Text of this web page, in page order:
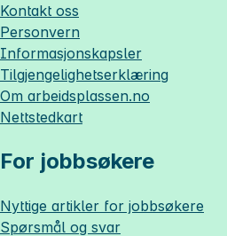
Kontakt oss
Personvern
Informasjonskapsler
Tilgjengelighetserklæring
Om arbeidsplassen.no
Nettstedkart
For jobbsøkere
Nyttige artikler for jobbsøkere
Spørsmål og svar